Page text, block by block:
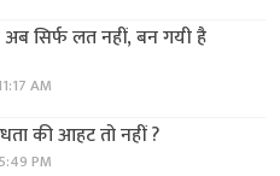
सिर्फ लत नहीं, बन गयी है
AM
की आहट तो नहीं ?
PM